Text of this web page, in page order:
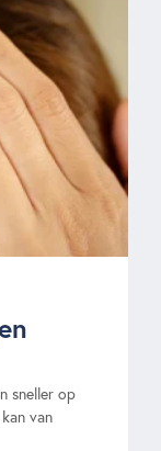
sneller op
van